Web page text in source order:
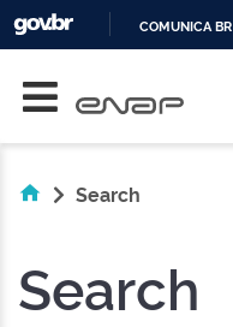
COMUNICA BR
Search
Search